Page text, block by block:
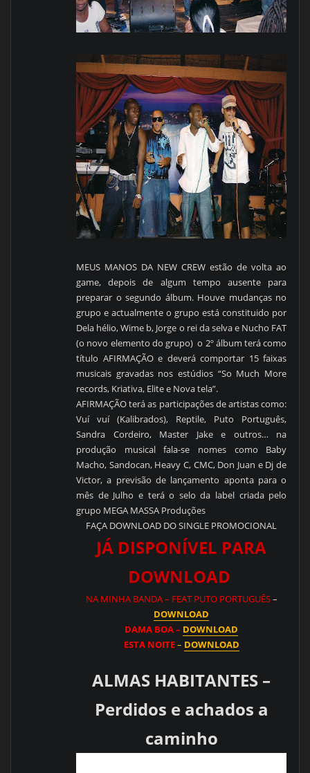
MEUS MANOS DA NEW CREW estão de volta ao
game, depois de algum tempo ausente para
preparar o segundo álbum. Houve mudanças no
grupo e actualmente o grupo está constituido por
Dela hélio, Wime b, Jorge o rei da selva e Nucho FAT
(o novo elemento do grupo) o 2º álbum terá como
título AFIRMAÇÃO e deverá comportar 15 faixas
musicais gravadas nos estúdios “So Much More
records, Kriativa, Elite e Nova tela”.
AFIRMAÇÃO terá as participações de artistas como:
Vuí vuí (Kalibrados), Reptile, Puto Português,
Sandra Cordeiro, Master Jake e outros… na
produção musical fala-se nomes como Baby
Macho, Sandocan, Heavy C, CMC, Don Juan e Dj de
Victor, a previsão de lançamento aponta para o
mês de Julho e terá o selo da label criada pelo
grupo MEGA MASSA Produções
FAÇA DOWNLOAD DO SINGLE PROMOCIONAL
JÁ DISPONÍVEL PARA
DOWNLOAD
NA MINHA BANDA – FEAT PUTO PORTUGUÊS–
DOWNLOAD
DAMA BOA – DOWNLOAD
ESTA NOITE– DOWNLOAD
ALMAS HABITANTES –
Perdidos e achados a
caminho